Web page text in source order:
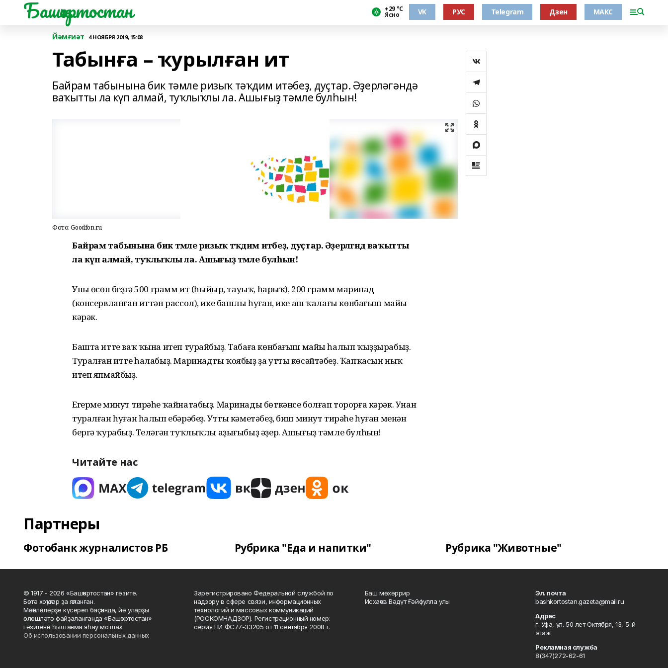
Башҡортостан +29 °С
Ясно VK РУС Telegram Дзен МАКС
Йәмғиәт 4 НОЯБРЯ 2019, 15:08
Табынға – ҡурылған ит
Байрам табынына бик тәмле ризыҡ тәҡдим итәбеҙ, дуҫтар. Әҙерләгәндә
ваҡытты ла күп алмай, туҡлыҡлы ла. Ашығыҙ тәмле булһын!
Фото: Goodfon.ru
Байрам табынына бик тәмле ризыҡ тәҡдим итәбеҙ, дуҫтар. Әҙерләгәндә ваҡытты
ла күп алмай, туҡлыҡлы ла. Ашығыҙ тәмле булһын!
Уның өсөн беҙгә 500 грамм ит (һыйыр, тауыҡ, һарыҡ), 200 грамм маринад
(консервланған иттән рассол), ике башлы һуған, ике аш ҡалағы көнбағыш майы
кәрәк.
Башта итте ваҡ ҡына итеп турайбыҙ. Табаға көнбағыш майы һалып ҡыҙҙырабыҙ.
Туралған итте һалабыҙ. Маринадты ҡоябыҙ ҙа утты көсәйтәбеҙ. Ҡапҡасын ныҡ
итеп япмайбыҙ.
Егерме минут тирәһе ҡайнатабыҙ. Маринады бөткәнсе болғап торорға кәрәк. Унан
туралған һуған һалып ебәрәбеҙ. Утты кәметәбеҙ, биш минут тирәһе һуған менән
бергә ҡурабыҙ. Теләгән туҡлыҡлы аҙығыбыҙ әҙер. Ашығыҙ тәмле булһын!
Читайте нас
Партнеры
Фотобанк журналистов РБ Рубрика "Еда и напитки" Рубрика "Животные"
© 1917 - 2026 «Башҡортостан» гәзите.
Бөтә хоҡуҡтар ҙа яҡланған.
Мәҡәләләрҙе күсереп баҫҡанда, йә уларҙы
өлөшләтә файҙаланғанда «Башҡортостан»
гәзитенә һылтанма яһау мотлаҡ.
Об использовании персональных данных
Зарегистрировано Федеральной службой по
надзору в сфере связи, информационных
технологий и массовых коммуникаций
(РОСКОМНАДЗОР). Регистрационный номер:
серия ПИ ФС77-33205 от 11 сентября 2008 г.
Баш мөхәррир
Исхаҡов Вәдүт Ғәйфулла улы
Эл. почта
bashkortostan.gazeta@mail.ru
Адрес
г. Уфа, ул. 50 лет Октября, 13, 5-й
этаж
Рекламная служба
8(347)272-62-61